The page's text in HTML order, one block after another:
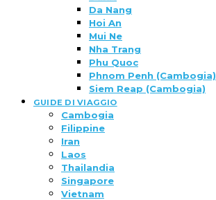
Da Nang
Hoi An
Mui Ne
Nha Trang
Phu Quoc
Phnom Penh (Cambogia)
Siem Reap (Cambogia)
GUIDE DI VIAGGIO
Cambogia
Filippine
Iran
Laos
Thailandia
Singapore
Vietnam